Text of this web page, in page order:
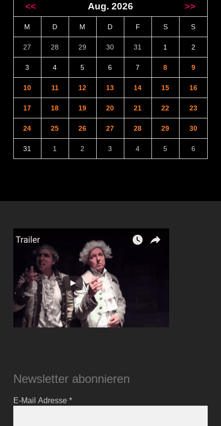
<< Aug. 2026 >>
M D M D F S S
27 28 29 30 31 1 2
3 4 5 6 7 8 9
10 11 12 13 14 15 16
17 18 19 20 21 22 23
24 25 26 27 28 29 30
31 1 2 3 4 5 6
Newsletter abonnieren
E-Mail Adresse *